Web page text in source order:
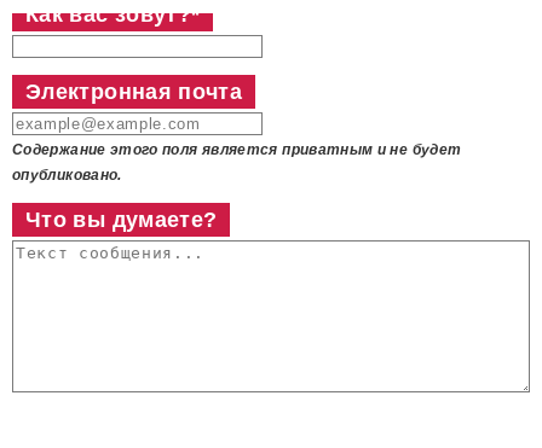
Как вас зовут?*
Электронная почта
Содержание этого поля является приватным и не будет
опубликовано.
Что вы думаете?